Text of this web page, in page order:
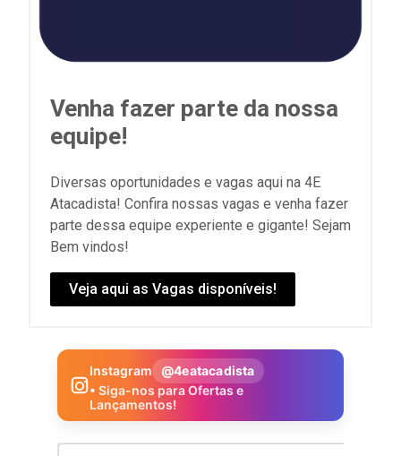
Venha fazer parte da nossa
equipe!
Diversas oportunidades e vagas aqui na 4E
Atacadista! Confira nossas vagas e venha fazer
parte dessa equipe experiente e gigante! Sejam
Bem vindos!
Veja aqui as Vagas disponíveis!
Instagram
@4eatacadista
• Siga-nos para Ofertas e
Lançamentos!